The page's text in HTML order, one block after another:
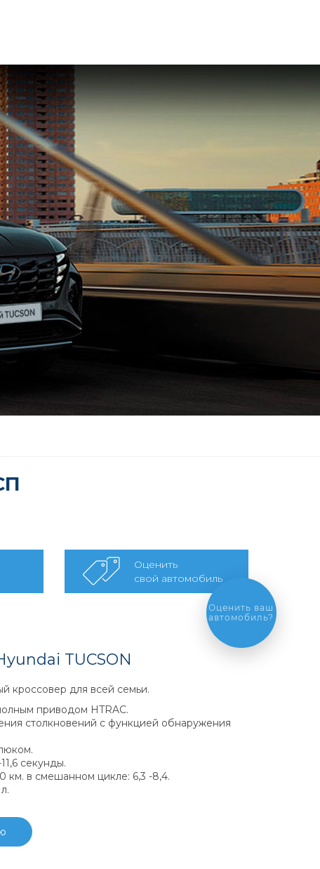
Оценить
свой автомобиль
TUCSON
кроссовер для всей семьи.
приводом HTRAC.
столкновений с функцией обнаружения
секунды.
км. в смешанном цикле: 6,3 -8,4.
обмен
автомобиля